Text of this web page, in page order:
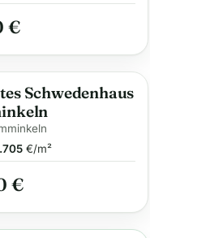
€
Schwedenhaus
€/m²
€